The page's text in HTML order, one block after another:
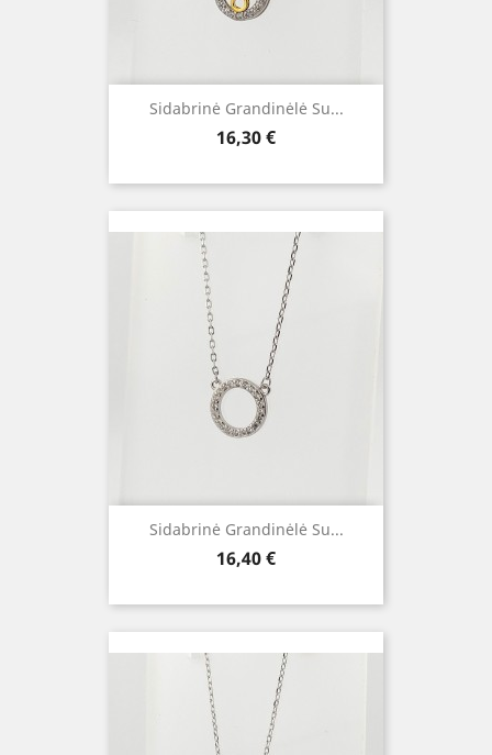
Sidabrinė Grandinėlė Su...
Kaina
16,30 €
Sidabrinė Grandinėlė Su...
Kaina
16,40 €